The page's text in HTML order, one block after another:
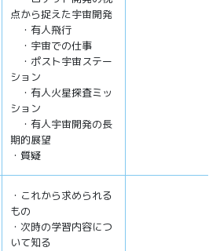
点から捉えた宇宙開発
・有人飛行
・宇宙での仕事
・ポスト宇宙ステー
ション
・有人火星探査ミッ
ション
・有人宇宙開発の長
期的展望
・質疑
・これから求められる
もの
・次時の学習内容につ
いて知る